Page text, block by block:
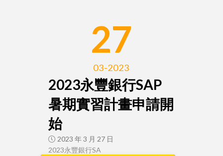
27
03-2023
2023永豐銀行SAP
暑期實習計畫申請開
始
2023 年 3 月 27 日
2023永豐銀行SA